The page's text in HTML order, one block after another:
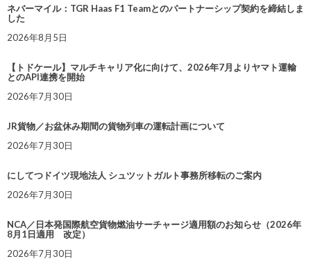
ネバーマイル：TGR Haas F1 Teamとのパートナーシップ契約を締結しま
した
2026年8月5日
【トドケール】マルチキャリア化に向けて、2026年7月よりヤマト運輸
とのAPI連携を開始
2026年7月30日
JR貨物／お盆休み期間の貨物列車の運転計画について
2026年7月30日
にしてつドイツ現地法人 シュツットガルト事務所移転のご案内
2026年7月30日
NCA／日本発国際航空貨物燃油サーチャージ適用額のお知らせ（2026年
8月1日適用 改定）
2026年7月30日